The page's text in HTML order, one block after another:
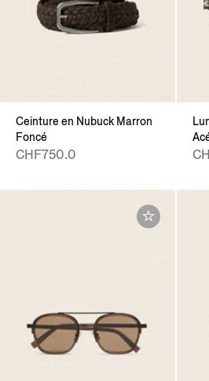
Ceinture en Nubuck Marron
Foncé
CHF750.0